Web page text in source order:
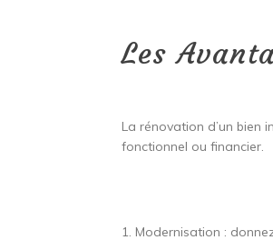
Les
La rénovation d’un bien
fonctionnel ou financier.
1. Modernisation :